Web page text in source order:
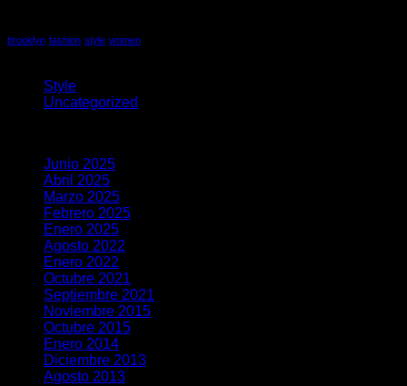
brooklyn fashion style women
Style
Uncategorized
Junio 2025
Abril 2025
Marzo 2025
Febrero 2025
Enero 2025
Agosto 2022
Enero 2022
Octubre 2021
Septiembre 2021
Noviembre 2015
Octubre 2015
Enero 2014
Diciembre 2013
Agosto 2013